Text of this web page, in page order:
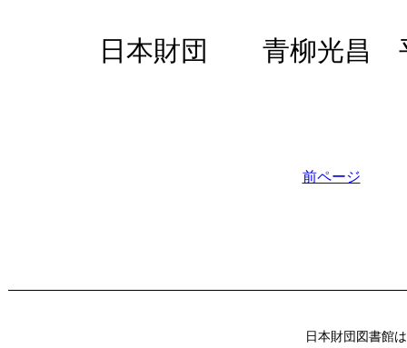
日本財団 青柳光昌
前ページ
日本財団図書館